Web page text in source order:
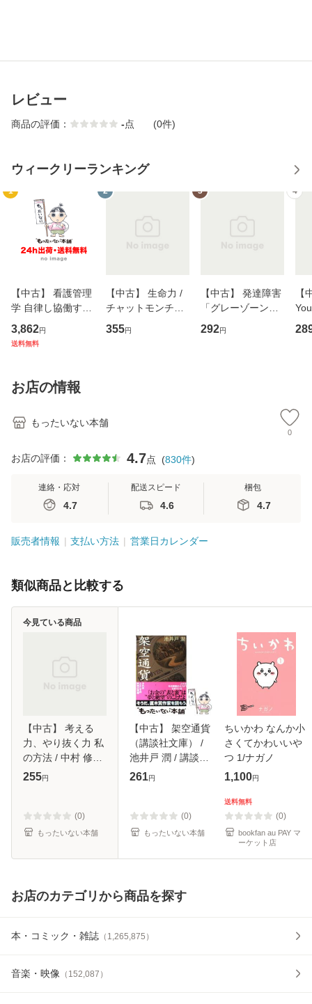
レビュー
商品の評価： -点 (0件)
ウィークリーランキング
1
【中古】 看護管理
学 自律し協働する
専門職の看護マネ
ジメントスキル 改
恵 藤本幸三 / 南江
堂 [単行
3,862円
送料無料
2
【中古】 生命力 /
チャットモンチー /
キューンレコード
[CD]【メール便送
355円
3
【中古】 発達障害
「グレーゾーン」
その正しい理解と
克服法 (SB新書 57
292円
4
【
のが
お店の情報
もったいない本舗
0
お店の評価： 4.7点 (830件)
連絡・応対
4.7
配送スピード
4.6
梱包
4.7
販売者情報 支払い方法 営業日カレンダー
類似商品と比較する
【中古】 考える
力、やり抜く力 私
の方法 / 中村 修二
/ 三笠書房 [単行本]
255円
(0)
もったいない本舗
今見ている商品
【中古】 架空通貨
（講談社文庫） /
池井戸 潤 / 講談社
[文庫]【メール便送
261円
(0)
もったいない本舗
ちいかわ なんか小
さくてかわいいや
つ 1/ナガノ
1,100円
送料無料
(0)
bookfan au PAY マ
ーケット店
お店のカテゴリから商品を探す
本・コミック・雑誌 （ 1,265,875 ）
音楽・映像 （ 152,087 ）